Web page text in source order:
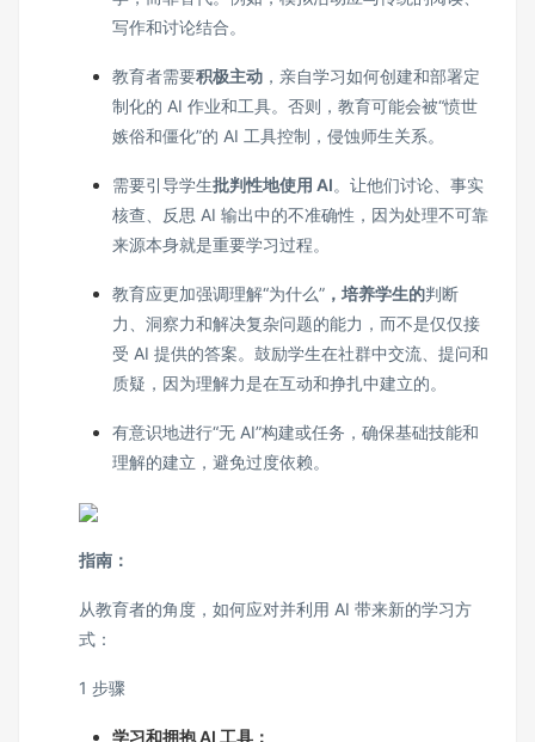
写作和讨论结合。
教育者需要积极主动 ，亲自学习如何创建和部署定
制化的 AI 作业和工具。否则，教育可能会被“愤世
嫉俗和僵化”的 AI 工具控制，侵蚀师生关系。
需要引导学生批判性地使用 AI。让他们讨论、事实
核查、反思 AI 输出中的不准确性，因为处理不可靠
来源本身就是重要学习过程。
教育应更加强调理解“为什么” ，培养学生的判断
力、洞察力和解决复杂问题的能力，而不是仅仅接
受 AI 提供的答案。鼓励学生在社群中交流、提问和
质疑，因为理解力是在互动和挣扎中建立的。
有意识地进行“无 AI”构建或任务，确保基础技能和
理解的建立，避免过度依赖。
指南：
从教育者的角度，如何应对并利用 AI 带来新的学习方
式：
1 步骤
学习和拥抱 AI 工具：